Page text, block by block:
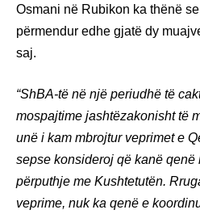
Osmani në Rubikon ka thënë
përmendur edhe gjatë dy
saj.
“ShBA-të në një periudhë të
mospajtime jashtëzakonisht të
unë i kam mbrojtur veprimet e
sepse konsideroj që kanë qenë
përputhje me Kushtetutën.
veprime, nuk ka qenë e